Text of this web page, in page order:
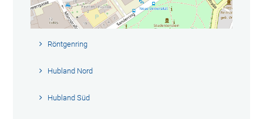
Röntgenring
Hubland Nord
Hubland Süd